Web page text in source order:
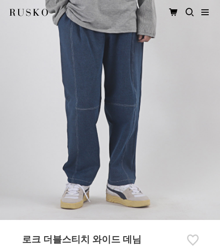
로크 더블스티치 와이드 데님